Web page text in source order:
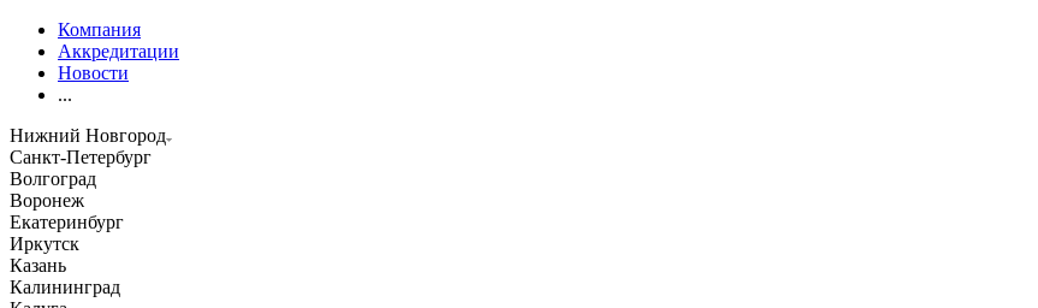
Компания
Аккредитации
Новости
...
Нижний Новгород
Санкт-Петербург
Волгоград
Воронеж
Екатеринбург
Иркутск
Казань
Калининград